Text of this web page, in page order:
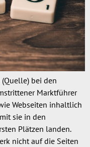
bei den
Marktführer
Webseiten inhaltlich
sie in den
Plätzen landen.
nicht auf die Seiten